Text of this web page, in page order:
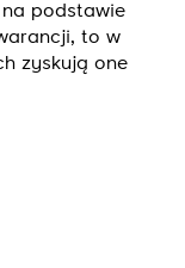
podstawie
to w
zyskują one